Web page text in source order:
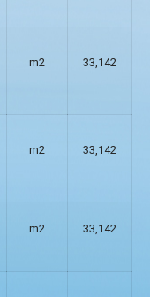
m2 33,142
m2 33,142
m2 33,142